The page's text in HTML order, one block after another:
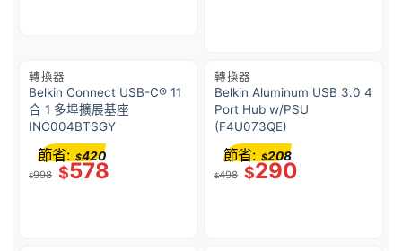
轉換器
Belkin Connect USB-C® 11
合 1 多埠擴展基座
INC004BTSGY
$998 $578
節省: $420
轉換器
Belkin Aluminum USB 3.0 4
Port Hub w/PSU
(F4U073QE)
$498 $290
節省: $208